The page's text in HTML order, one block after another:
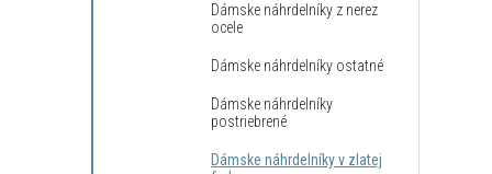
Dámske náhrdelníky z nerez
ocele
Dámske náhrdelníky ostatné
Dámske náhrdelníky
postriebrené
Dámske náhrdelníky v zlatej